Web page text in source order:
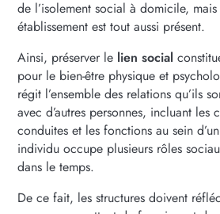
de l’isolement social à domicile,
établissement est tout aussi présent.
Ainsi, préserver le lien social
pour le bien-être physique et
régit l’ensemble des relations qu’ils
avec d’autres personnes, incluant les
conduites et les fonctions au sein
individu occupe plusieurs rôles
dans le temps.
De ce fait, les structures doivent